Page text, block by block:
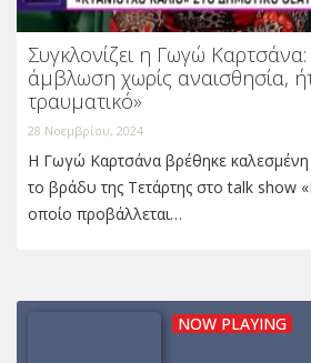
Συγκλονίζει η Γωγώ
άμβλωση χωρίς αναισθησία,
τραυματικό»
28 Νοεμβρίου, 2024
Η Γωγώ Καρτσάνα βρέθηκε καλεσμένη
το βράδυ της Τετάρτης στο talk show
οποίο προβάλλεται…
NOW PLAYING